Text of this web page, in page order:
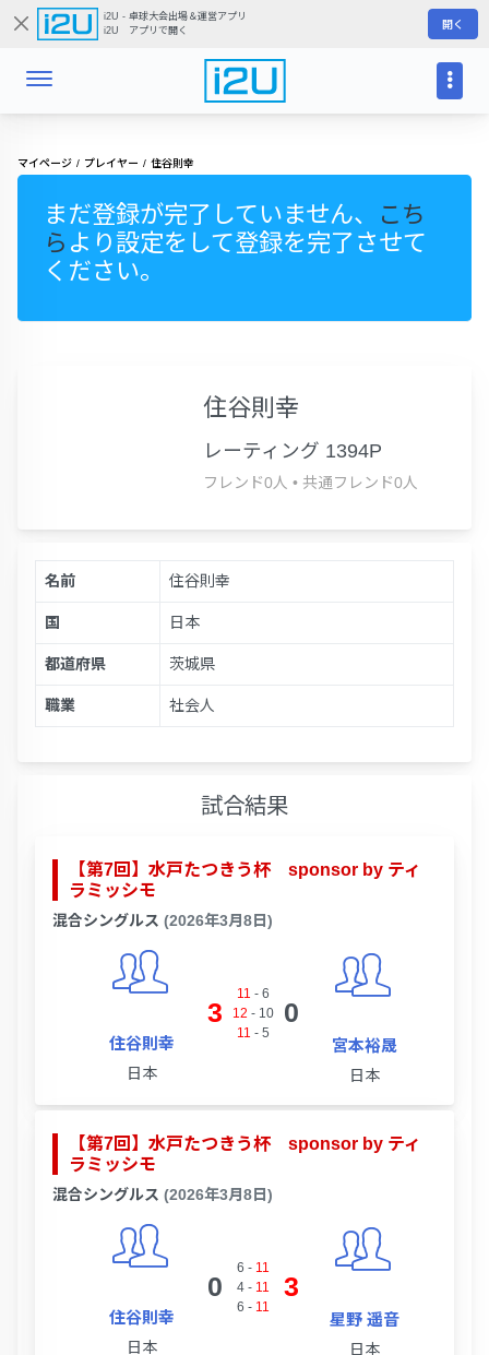
i2U - 卓球大会出場＆運営アプリ
i2U アプリで開く
開く
マイページ プレイヤー 住谷則幸
まだ登録が完了していません、
こち
ら より設定をして登録を完了させて
ください。
住谷則幸
レーティング 1394P
フレンド0人 • 共通フレンド0人
名前 住谷則幸
国 日本
都道府県 茨城県
職業 社会人
試合結果
【第7回】水戸たつきう杯 sponsor by ティ
ラミッシモ
混合シングルス (2026年3月8日)
住谷則幸
日本
3
11 - 6
12 - 10
11 - 5
0
宮本裕晟
日本
【第7回】水戸たつきう杯 sponsor by ティ
ラミッシモ
混合シングルス (2026年3月8日)
住谷則幸
日本
0
6 - 11
4- 11
6 - 11
3
星野 遥音
日本